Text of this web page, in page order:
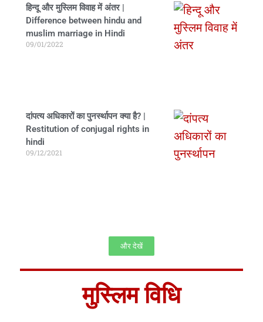
हिन्दू और मुस्लिम विवाह में अंतर |
Difference between hindu and
muslim marriage in Hindi
09/01/2022
दांपत्य अधिकारों का पुनर्स्थापन क्या है? |
Restitution of conjugal rights in
hindi
09/12/2021
और देखें
मुस्लिम विधि